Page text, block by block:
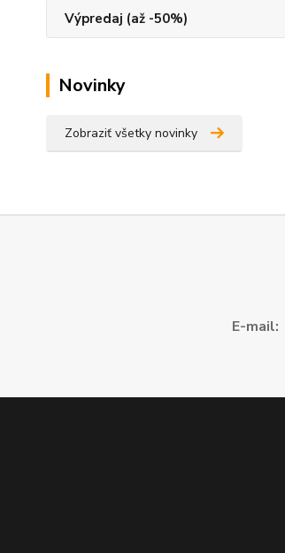
Výpredaj (až -50%)
Novinky
Zobraziť všetky novinky
E-mail: